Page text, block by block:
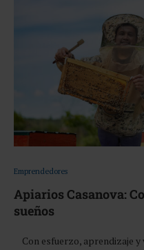
Emprendedores
Apiarios Casanova:
sueños
Con esfuerzo, aprendizaje